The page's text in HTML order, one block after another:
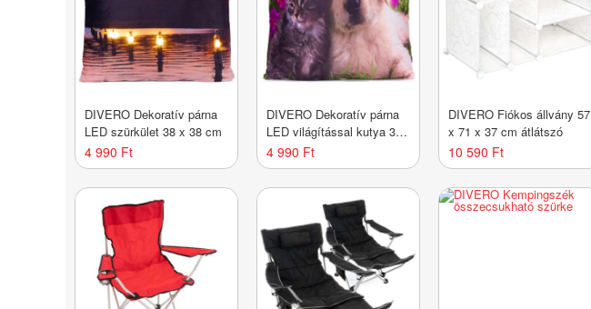
DIVERO Dekoratív párna
LED szürkület 38 x 38 cm
4 990 Ft
DIVERO Dekoratív párna
LED világítással kutya 38
x 38 cm
4 990 Ft
DIVERO Fiókos állvány 57
x 71 x 37 cm átlátszó
10 590 Ft